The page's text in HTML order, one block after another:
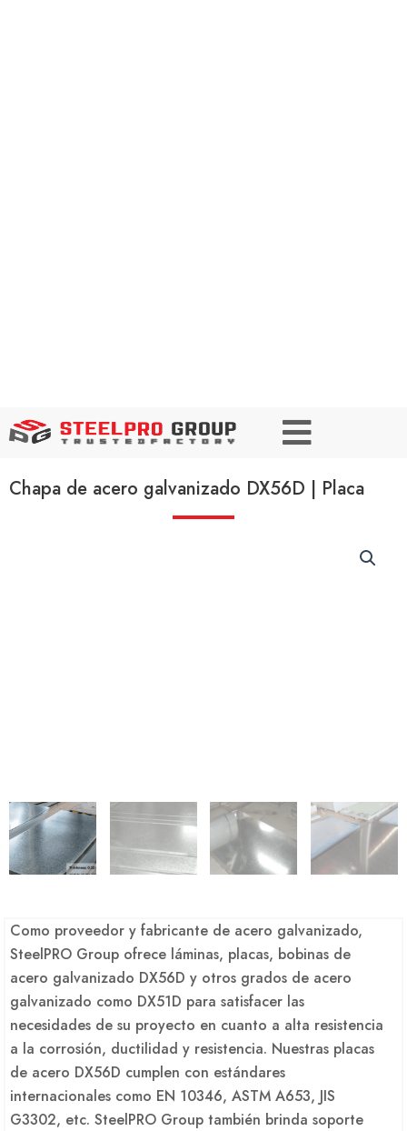
Chapa de acero galvanizado DX56D | Placa
Como proveedor y fabricante de acero galvanizado,
SteelPRO Group ofrece láminas, placas, bobinas de
acero galvanizado DX56D y otros grados de acero
galvanizado como DX51D para satisfacer las
necesidades de su proyecto en cuanto a alta resistencia
a la corrosión, ductilidad y resistencia. Nuestras placas
de acero DX56D cumplen con estándares
internacionales como EN 10346, ASTM A653, JIS
G3302, etc. SteelPRO Group también brinda soporte